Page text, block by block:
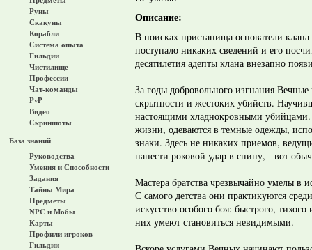
Руны
Скакуны
Корабли
Система опыта
Гильдии
Чистилище
Профессии
Чат-команды
PvP
Видео
Скриншоты
База знаний
Руководства
Умения и Способности
Задания
Тайны Мира
Предметы
NPC и Мобы
Карты
Профили игроков
Гильдии
Описание:
В поисках пристанища основатели
поступало никаких сведений и его
десятилетия адепты клана внезапно
За годы добровольного изгнания Вечные
скрытности и жестоких убийств.
настоящими хладнокровными убийцами.
жизни, одеваются в темные одежды,
знаки. Здесь не никаких приемов,
нанести роковой удар в спину, - вот
Мастера братства чрезвычайно умелы в
С самого детства они практикуются
искусство особого боя: быстрого,
них умеют становиться невидимыми.